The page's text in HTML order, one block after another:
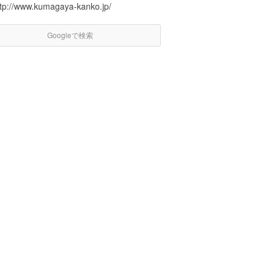
www.kumagaya-kanko.jp/
Googleで検索